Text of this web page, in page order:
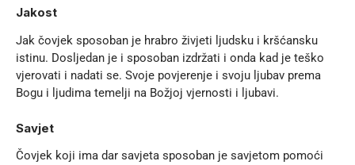
Jakost
Jak čovjek sposoban je hrabro živjeti ljudsku i kršćansku
istinu. Dosljedan je i sposoban izdržati i onda kad je teško
vjerovati i nadati se. Svoje povjerenje i svoju ljubav prema
Bogu i ljudima temelji na Božjoj vjernosti i ljubavi.
Savjet
Čovjek koji ima dar savjeta sposoban je savjetom pomoći